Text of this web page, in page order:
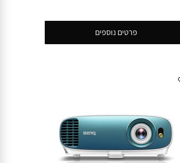
פרטים נוספים